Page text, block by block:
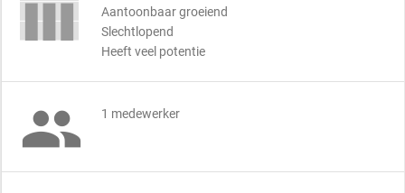
Aantoonbaar groeiend
Slechtlopend
Heeft veel potentie
 1 medewerker